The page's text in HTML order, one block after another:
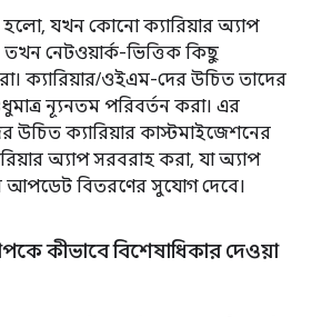
হলো, যখন কোনো ক্যারিয়ার অ্যাপ
নেটওয়ার্ক-ভিত্তিক কিছু
ক্যারিয়ার/ওইএম-দের উচিত তাদের
ন্যূনতম পরিবর্তন করা। এর
উচিত ক্যারিয়ার কাস্টমাইজেশনের
অ্যাপ সরবরাহ করা, যা অ্যাপ
আপডেট বিতরণের সুযোগ দেবে।
কীভাবে বিশেষাধিকার দেওয়া